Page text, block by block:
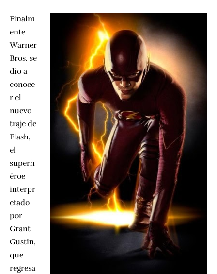
Finalm
ente
Warner
Bros. se
dio a
conoce
r el
nuevo
traje de
Flash,
el
superh
éroe
interpr
etado
por
Grant
Gustin,
que
regresa